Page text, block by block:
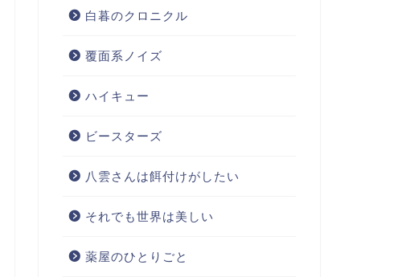
白暮のクロニクル
覆面系ノイズ
ハイキュー
ビースターズ
八雲さんは餌付けがしたい
それでも世界は美しい
薬屋のひとりごと